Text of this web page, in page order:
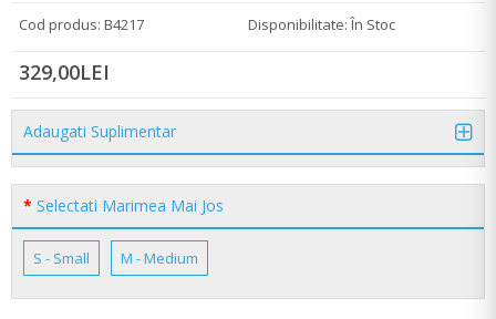
Cod produs: B4217 Disponibilitate: În Stoc
329,00LEI
Adaugati Suplimentar
Selectati Marimea Mai Jos
S - Small M - Medium